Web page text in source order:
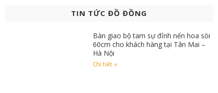
TIN TỨC ĐỒ ĐỒNG
Bàn giao bộ tam sự đỉnh nến hoa sòi
60cm cho khách hàng tại Tân Mai –
Hà Nội
Chi tiết »